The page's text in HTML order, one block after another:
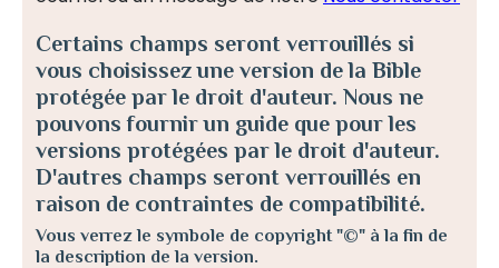
Certains champs seront verrouillés si
vous choisissez une version de la Bible
protégée par le droit d'auteur. Nous ne
pouvons fournir un guide que pour les
versions protégées par le droit d'auteur.
D'autres champs seront verrouillés en
raison de contraintes de compatibilité.
Vous verrez le symbole de copyright "©" à la fin de
la description de la version.